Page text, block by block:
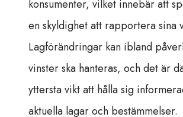
konsumenter, vilket innebär att
en skyldighet att rapportera sina
Lagförändringar kan ibland
vinster ska hanteras, och det är
yttersta vikt att hålla sig
aktuella lagar och bestämmelser.